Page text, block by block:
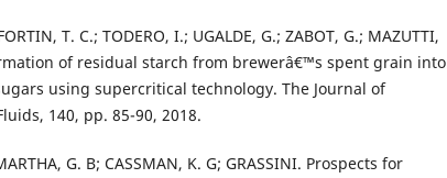
T. C.; TODERO, I.; UGALDE, G.; ZABOT, G.; MAZUTTI,
of residual starch from brewerâ€™s spent grain into
using supercritical technology. The Journal of
140, pp. 85-90, 2018.
G. B; CASSMAN, K. G; GRASSINI. Prospects for